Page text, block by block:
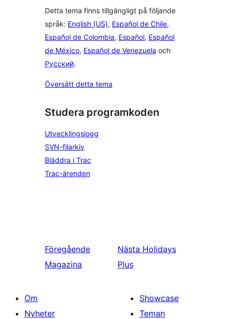
Detta tema finns tillgängligt på följande
språk: English (US), Español de Chile,
Español de Colombia, Español, Español
de México, Español de Venezuela och
Русский.
Översätt detta tema
Studera programkoden
Utvecklingslogg
SVN-filarkiv
Bläddra i Trac
Trac-ärenden
Föregående
Magazina
Nästa Holidays
Plus
Om
Nyheter
Showcase
Teman